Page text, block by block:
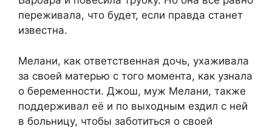
переживала, что будет, если правда станет
известна.
Мелани, как ответственная дочь, ухаживала
за своей матерью с того момента, как узнала
о беременности. Джош, муж Мелани, также
поддерживал её и по выходным ездил с ней
в больницу, чтобы заботиться о своей